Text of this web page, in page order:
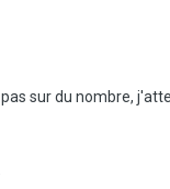
sur du nombre,